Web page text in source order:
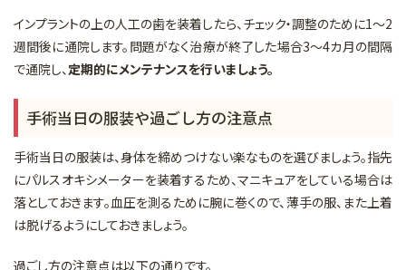
インプラントの上の人工の歯を装着したら、チェック・調整のために1〜2
週間後に通院します。問題がなく治療が終了した場合3～4カ月の間隔
で通院し、 定期的にメンテナンスを行いましょう。
手術当日の服装や過ごし方の注意点
手術当日の服装は、身体を締めつけない楽なものを選びましょう。指先
にパルスオキシメーターを装着するため、マニキュアをしている場合は
落としておきます。血圧を測るために腕に巻くので、薄手の服、また上着
は脱げるようにしておきましょう。
過ごし方の注意点は以下の通りです。